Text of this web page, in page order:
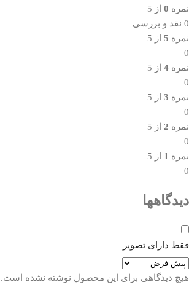
نمره 0 از 5
0 نقد و بررسی
نمره 5 از 5
0
نمره 4 از 5
0
نمره 3 از 5
0
نمره 2 از 5
0
نمره 1 از 5
0
دیدگاهها
فقط دارای تصویر
هیچ دیدگاهی برای این محصول نوشته نشده است.